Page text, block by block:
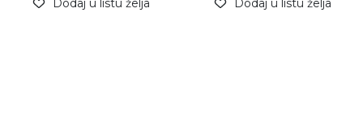
Dodaj u listu želja
Dodaj u listu želja